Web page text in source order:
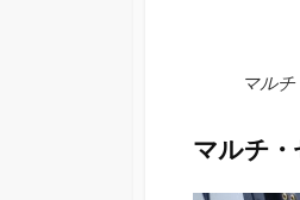
マル
マルチ